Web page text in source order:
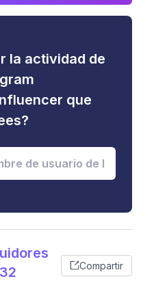
la actividad de
que
Compartir